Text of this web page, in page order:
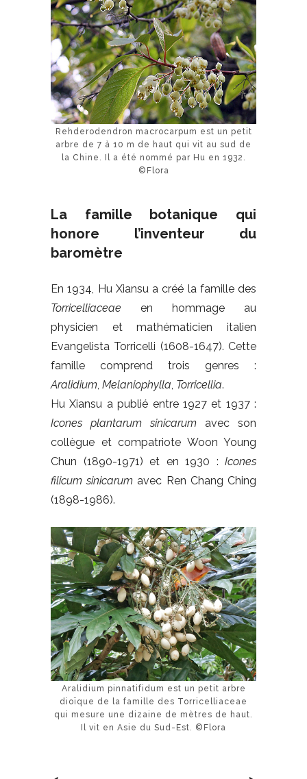
Rehderodendron macrocarpum est un petit
arbre de 7 à 10 m de haut qui vit au sud de
la Chine. Il a été nommé par Hu en 1932.
©Flora
La famille botanique qui
honore l’inventeur du
baromètre
En 1934, Hu Xiansu a créé la famille des
Torricelliaceae en hommage au
physicien et mathématicien italien
Evangelista Torricelli (1608-1647). Cette
famille comprend trois genres :
Aralidium Melaniophylla Torricellia.
Hu Xiansu a publié entre 1927 et 1937 :
Icones plantarum sinicarum avec son
collègue et compatriote Woon Young
Chun (1890-1971) et en 1930 : Icones
filicum sinicarum avec Ren Chang Ching
(1898-1986).
Aralidium pinnatifidum est un petit arbre
dioïque de la famille des Torricelliaceae
qui mesure une dizaine de mètres de haut.
Il vit en Asie du Sud-Est. ©Flora